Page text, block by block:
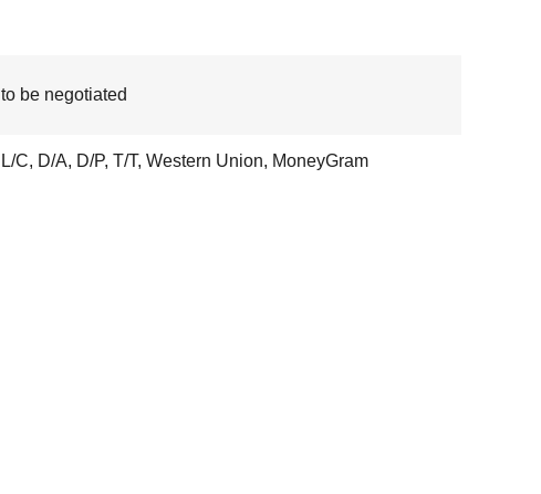
to be negotiated
L/C, D/A, D/P, T/T, Western Union, MoneyGram